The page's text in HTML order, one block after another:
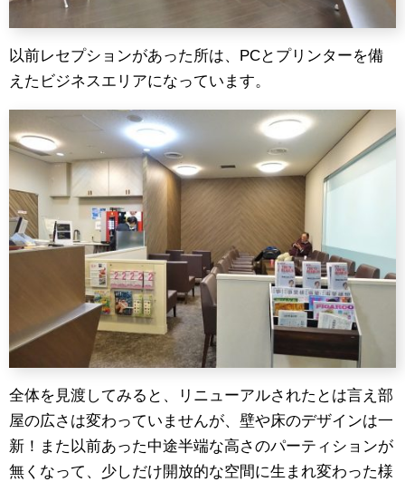
以前レセプションがあった所は、PCとプリンターを備
えたビジネスエリアになっています。
全体を見渡してみると、リニューアルされたとは言え部
屋の広さは変わっていませんが、壁や床のデザインは一
新！また以前あった中途半端な高さのパーティションが
無くなって、少しだけ開放的な空間に生まれ変わった様